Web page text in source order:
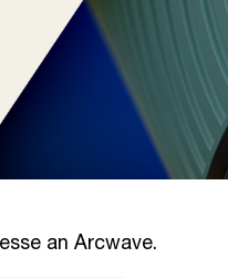
an Arcwave.